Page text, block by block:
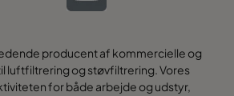
producent af kommercielle og
luftfiltrering og støvfiltrering. Vores
for både arbejde og udstyr,